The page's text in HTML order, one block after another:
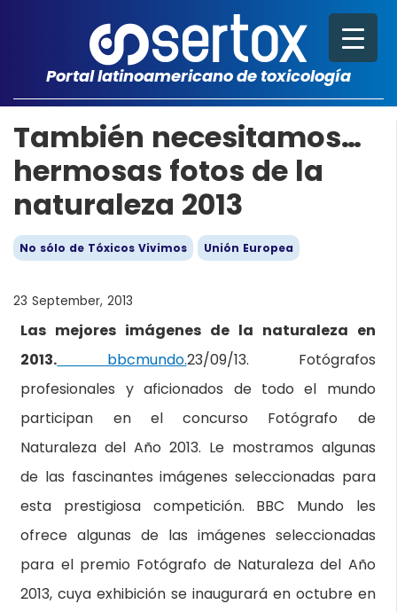
Portal latinoamericano de toxicología
También necesitamos…
hermosas fotos de la
naturaleza 2013
No sólo de Tóxicos Vivimos Unión Europea
23 September, 2013
Las mejores imágenes de la naturaleza en
2013. bbcmundo.23/09/13. Fotógrafos
profesionales y aficionados de todo el mundo
participan en el concurso Fotógrafo de
Naturaleza del Año 2013. Le mostramos algunas
de las fascinantes imágenes seleccionadas para
esta prestigiosa competición. BBC Mundo les
ofrece algunas de las imágenes seleccionadas
para el premio Fotógrafo de Naturaleza del Año
2013, cuya exhibición se inaugurará en octubre en